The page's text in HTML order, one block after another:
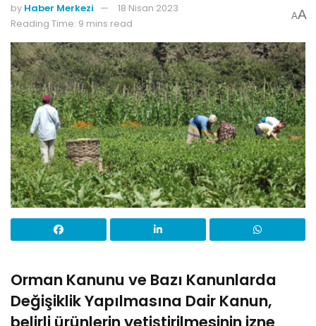
by Haber Merkezi
18 Nisan 2023
Reading Time: 9 mins read
AA
Orman Kanunu ve Bazı Kanunlarda
Değişiklik Yapılmasına Dair Kanun,